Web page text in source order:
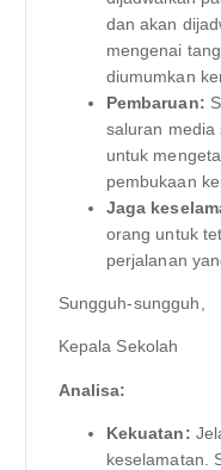
dan akan
mengenai
diumumkan
Pembaruan:
saluran
untuk
pembukaan
Jaga
orang untuk
perjalanan
Sungguh-sungguh,
Kepala Sekolah
Analisa:
Kekuatan:
keselamatan.